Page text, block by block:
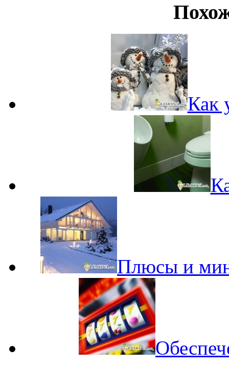
Как
Плюсы и